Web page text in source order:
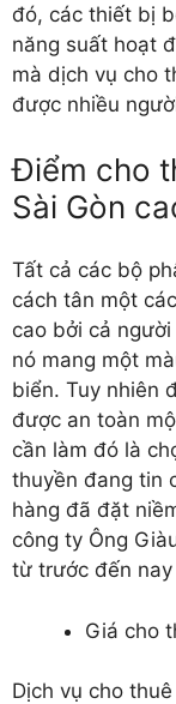
đó, các thiết bị
năng suất hoạt
mà dịch vụ cho
được nhiều
Điểm cho
Sài Gòn
Tất cả các bộ
cách tân một
cao bởi cả
nó mang một
biển. Tuy nhiên
được an toàn
cần làm đó là
thuyền đang tin
hàng đã đặt
công ty Ông
từ trước đến nay
Giá cho
Dịch vụ cho